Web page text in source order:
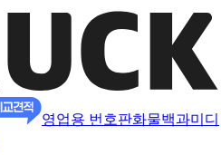
영업용 번호판화물백과미디